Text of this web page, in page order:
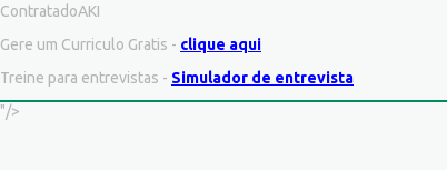
ContratadoAKI
Gere um Curriculo Gratis - clique aqui
Treine para entrevistas - Simulador de entrevista
"/>